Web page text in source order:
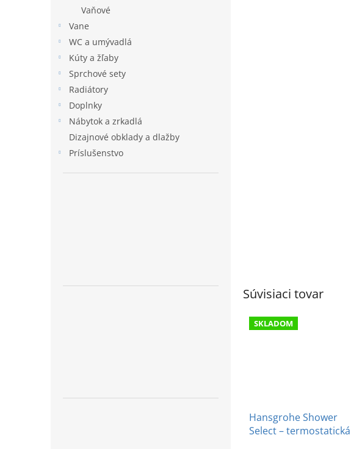
Vaňové
Vane
WC a umývadlá
Kúty a žľaby
Sprchové sety
Radiátory
Doplnky
Nábytok a zrkadlá
Dizajnové obklady a dlažby
Príslušenstvo
Súvisiaci tovar
SKLADOM
Hansgrohe Shower
Select – termostatická